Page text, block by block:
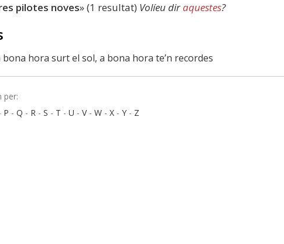
pilotes noves» (1 resultat) Volíeu diraquestes?
hora surt el sol, a bona hora te’n recordes
per:
P - Q - R - S - T - U - V- W - X - Y - Z